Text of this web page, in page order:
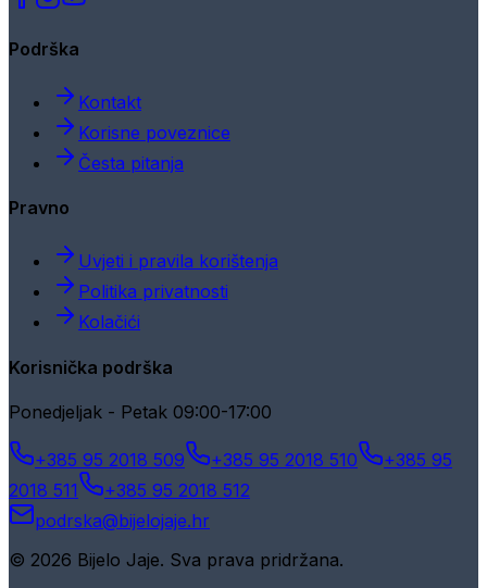
Podrška
Kontakt
Korisne poveznice
Česta pitanja
Pravno
Uvjeti i pravila korištenja
Politika privatnosti
Kolačići
Korisnička podrška
Ponedjeljak - Petak 09:00-17:00
+385 95 2018 509 +385 95 2018 510
+385 95
2018 511
+385 95 2018 512
podrska@bijelojaje.hr
© 2026 Bijelo Jaje. Sva prava pridržana.